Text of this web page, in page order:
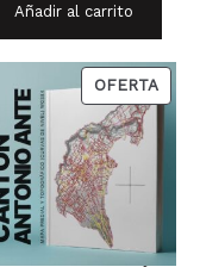
original
$70.00.
actual
$55.00.
Añadir al carrito
OFERTA
EN